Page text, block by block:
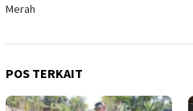
Merah
POS TERKAIT